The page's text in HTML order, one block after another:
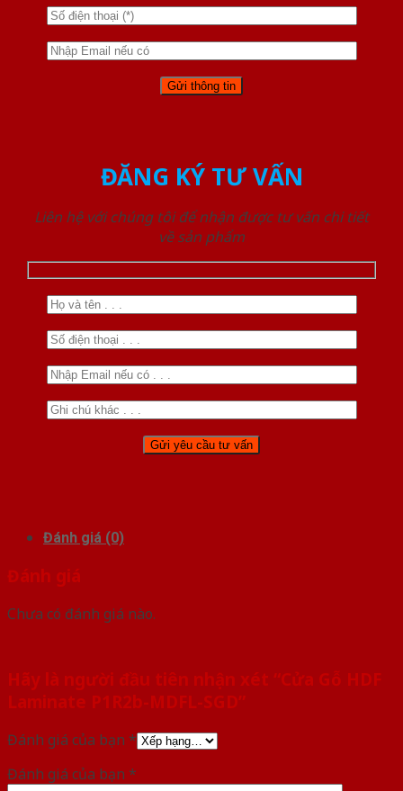
ĐĂNG KÝ TƯ VẤN
Liên hệ với chúng tôi để nhận được tư vấn chi tiết
về sản phẩm
Đánh giá (0)
Đánh giá
Chưa có đánh giá nào.
Hãy là người đầu tiên nhận xét “Cửa Gỗ HDF
Laminate P1R2b-MDFL-SGD”
Đánh giá của bạn *
Đánh giá của bạn *